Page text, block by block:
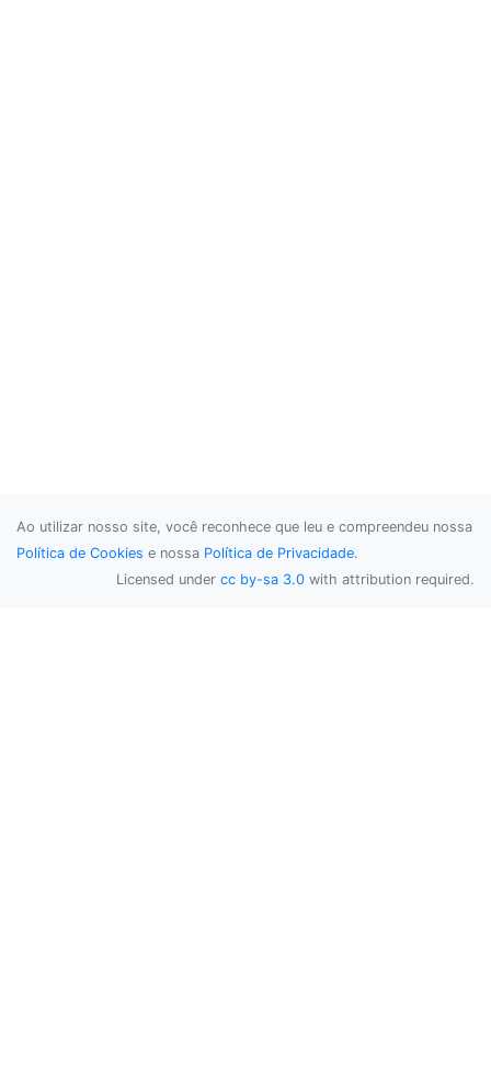
Ao utilizar nosso site, você reconhece que leu e compreendeu nossa
Política de Cookies e nossa Política de Privacidade.
Licensed under cc by-sa 3.0 with attribution required.